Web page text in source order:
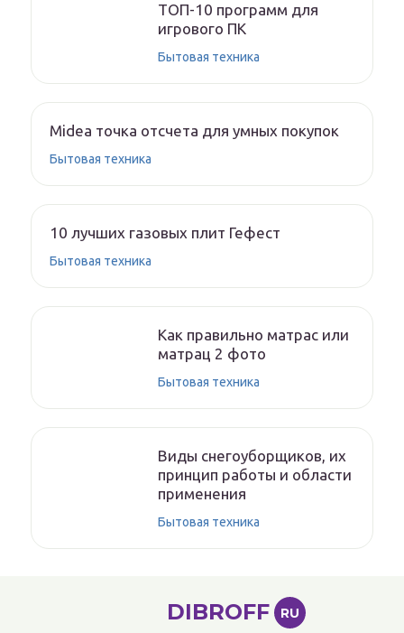
ТОП-10 программ для
игрового ПК
Бытовая техника
Midea точка отсчета для умных покупок
Бытовая техника
10 лучших газовых плит Гефест
Бытовая техника
Как правильно матрас или
матрац 2 фото
Бытовая техника
Виды снегоуборщиков, их
принцип работы и области
применения
Бытовая техника
DIBROFF RU